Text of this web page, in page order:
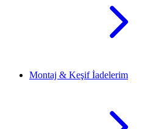
Montaj & Keşif İadelerim